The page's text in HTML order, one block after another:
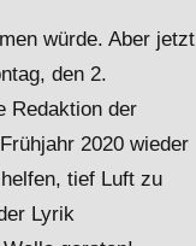
würde. Aber jetzt
den 2.
Redaktion der
2020 wieder
tief Luft zu
Lyrik